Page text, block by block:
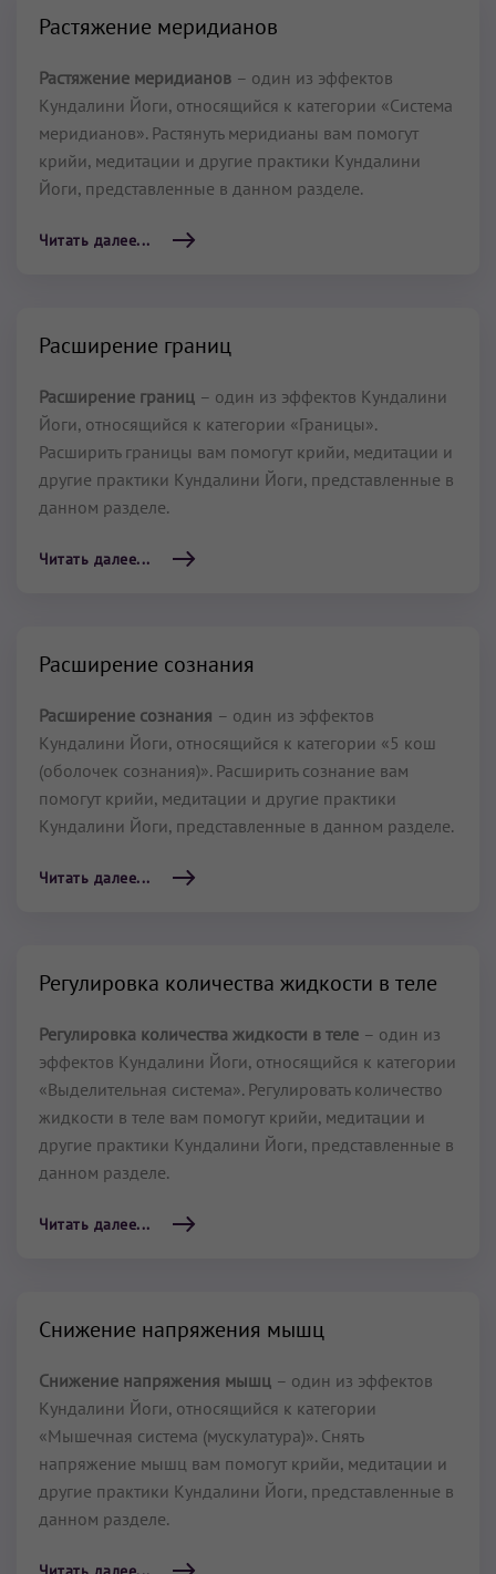
Растяжение меридианов
Растяжение меридианов – один из эффектов
Кундалини Йоги, относящийся к категории «Система
меридианов». Растянуть меридианы вам помогут
крийи, медитации и другие практики Кундалини
Йоги, представленные в данном разделе.
Читать далее...
Расширение границ
Расширение границ – один из эффектов Кундалини
Йоги, относящийся к категории «Границы».
Расширить границы вам помогут крийи, медитации и
другие практики Кундалини Йоги, представленные в
данном разделе.
Читать далее...
Расширение сознания
Расширение сознания – один из эффектов
Кундалини Йоги, относящийся к категории «5 кош
(оболочек сознания)». Расширить сознание вам
помогут крийи, медитации и другие практики
Кундалини Йоги, представленные в данном разделе.
Читать далее...
Регулировка количества жидкости в теле
Регулировка количества жидкости в теле – один из
эффектов Кундалини Йоги, относящийся к категории
«Выделительная система». Регулировать количество
жидкости в теле вам помогут крийи, медитации и
другие практики Кундалини Йоги, представленные в
данном разделе.
Читать далее...
Снижение напряжения мышц
Снижение напряжения мышц – один из эффектов
Кундалини Йоги, относящийся к категории
«Мышечная система (мускулатура)». Снять
напряжение мышц вам помогут крийи, медитации и
другие практики Кундалини Йоги, представленные в
данном разделе.